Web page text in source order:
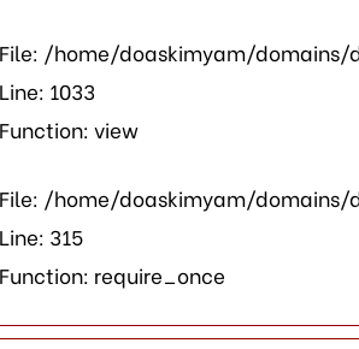
File: /home/doaskimyam/
Line: 1033
Function: view
File: /home/doaskimyam/
Line: 315
Function: require_once